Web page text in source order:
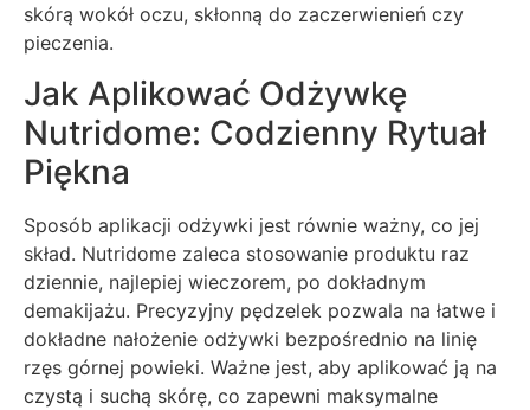
skórą wokół oczu, skłonną do zaczerwienień czy
pieczenia.
Jak Aplikować Odżywkę
Nutridome: Codzienny Rytuał
Piękna
Sposób aplikacji odżywki jest równie ważny, co jej
skład. Nutridome zaleca stosowanie produktu raz
dziennie, najlepiej wieczorem, po dokładnym
demakijażu. Precyzyjny pędzelek pozwala na łatwe i
dokładne nałożenie odżywki bezpośrednio na linię
rzęs górnej powieki. Ważne jest, aby aplikować ją na
czystą i suchą skórę, co zapewni maksymalne